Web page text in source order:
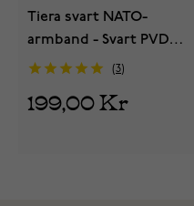
Tiera svart NATO-
armband - Svart PVD
spänne och ringar
3
199,00 Kr